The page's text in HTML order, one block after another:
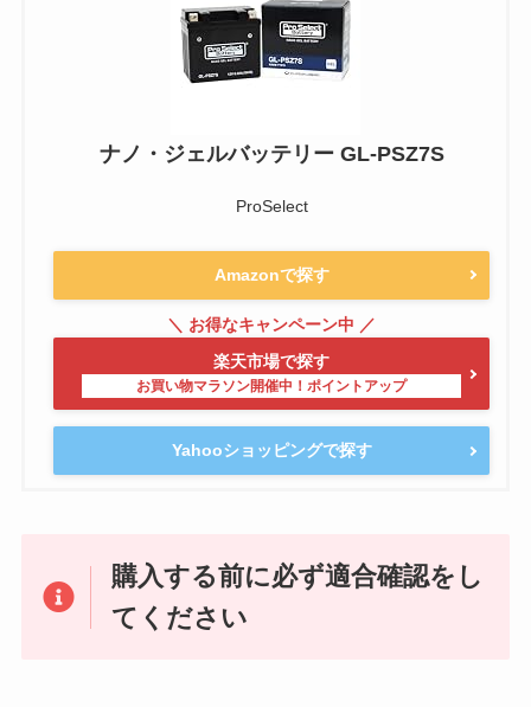
ナノ・ジェルバッテリー GL-PSZ7S
ProSelect
Amazonで探す
楽天市場で探す
Yahooショッピングで探す
購入する前に必ず適合確認をし
てください